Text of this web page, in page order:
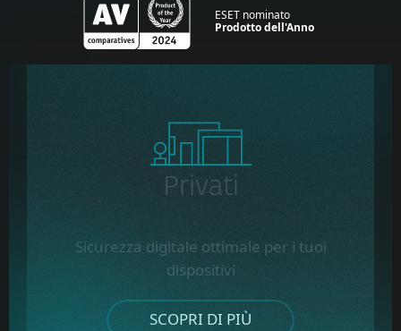
ESET nominato
Prodotto dell'Anno
Privati
Sicurezza digitale ottimale per i tuoi
dispositivi
SCOPRI DI PIÙ